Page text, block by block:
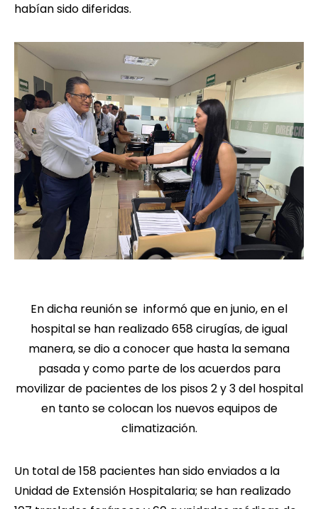
habían sido diferidas.
En dicha reunión se informó que en junio, en el
hospital se han realizado 658 cirugías, de igual
manera, se dio a conocer que hasta la semana
pasada y como parte de los acuerdos para
movilizar de pacientes de los pisos 2 y 3 del hospital
en tanto se colocan los nuevos equipos de
climatización.
Un total de 158 pacientes han sido enviados a la
Unidad de Extensión Hospitalaria; se han realizado